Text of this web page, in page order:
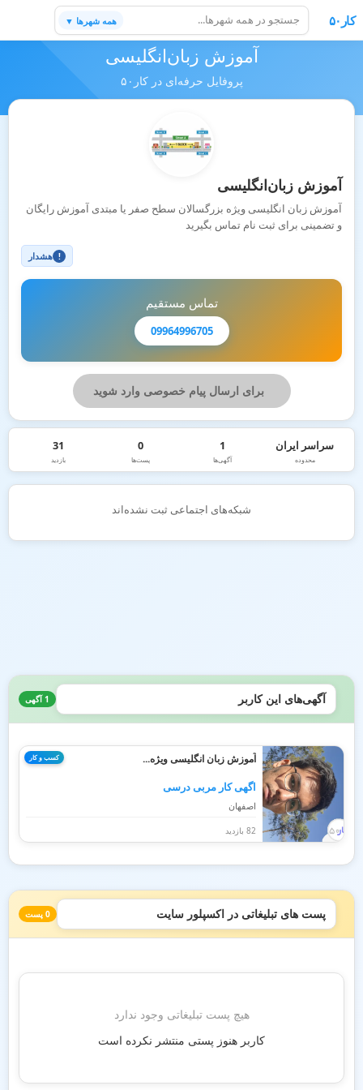
کار۵۰ همه شهرها ▼
آموزش زبان‌انگلیسی
پروفایل حرفه‌ای در کار۵۰
آموزش زبان‌انگلیسی
آموزش زبان انگلیسی ویژه بزرگسالان سطح صفر یا مبتدی آموزش رایگان
و تضمینی برای ثبت نام تماس بگیرید
! هشدار
تماس مستقیم
09964996705
برای ارسال پیام خصوصی وارد شوید
سراسر ایران
محدوده
1
آگهی‌ها
0
پست‌ها
31
بازدید
شبکه‌های اجتماعی ثبت نشده‌اند
آگهی‌های این کاربر 1 آگهی
کسب و کار آموزش زبان انگلیسی ویژه...
اگهی کار مربی درسی
اصفهان
82 بازدید
پست های تبلیغاتی در اکسپلور سایت 0 پست
هیچ پست تبلیغاتی وجود ندارد
کاربر هنوز پستی منتشر نکرده است